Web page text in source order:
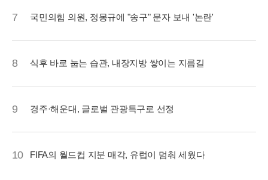
7 국민의힘 의원, 정몽규에 "송구" 문자 보내 '논란'
8 식후 바로 눕는 습관, 내장지방 쌓이는 지름길
9 경주·해운대, 글로벌 관광특구로 선정
10 FIFA의 월드컵 지분 매각, 유럽이 멈춰 세웠다